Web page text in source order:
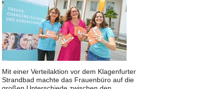
Mit einer Verteilaktion vor dem Klagenfurter
Strandbad machte das Frauenbüro auf die